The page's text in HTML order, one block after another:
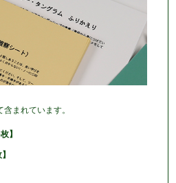
まれています。
】